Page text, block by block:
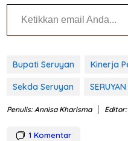
Ketikkan email Anda...
Bupati Seruyan Kinerja
Sekda Seruyan SERUYAN
Penulis: Annisa Kharisma
1 Komentar